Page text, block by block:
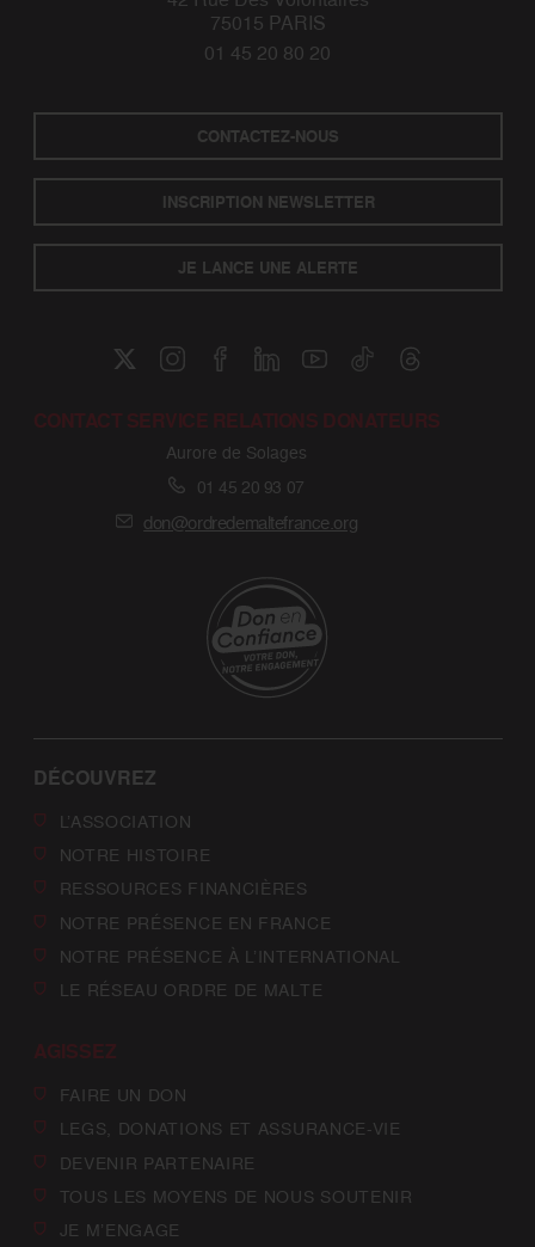
75015 PARIS
01 45 20 80 20
CONTACTEZ-NOUS
INSCRIPTION NEWSLETTER
JE LANCE UNE ALERTE
CONTACT SERVICE RELATIONS DONATEURS
Aurore de Solages
01 45 20 93 07
don@ordredemaltefrance.org
DÉCOUVREZ
L’ASSOCIATION
NOTRE HISTOIRE
RESSOURCES FINANCIÈRES
NOTRE PRÉSENCE EN FRANCE
NOTRE PRÉSENCE À L’INTERNATIONAL
LE RÉSEAU ORDRE DE MALTE
AGISSEZ
FAIRE UN DON
LEGS, DONATIONS ET ASSURANCE-VIE
DEVENIR PARTENAIRE
TOUS LES MOYENS DE NOUS SOUTENIR
JE M’ENGAGE